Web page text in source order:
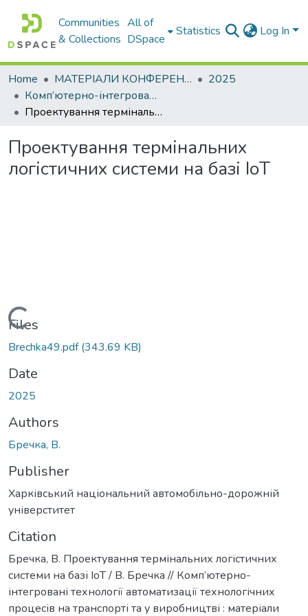
Communities
& Collections
All of
DSpace
Statistics Log In
Home МАТЕРІАЛИ КОНФЕРЕНЦІЙ
2025
Комп’ютерно-інтегровані технології автоматизації технологічних процесів на транспорті та у виробництві
Проектування термінальних логістичних системи на базі IоT
Проектування термінальних
логістичних системи на базі IоT
Loading...
Files
Brechka49.pdf(343.69 KB)
Date
2025
Authors
Бречка, В.
Publisher
Харківський національний автомобільно-дорожній
універститет
Citation
Бречка, В. Проектування термінальних логістичних
системи на базі IоT / В. Бречка // Комп’ютерно-
інтегровані технології автоматизації технологічних
процесів на транспорті та у виробництві : матеріали